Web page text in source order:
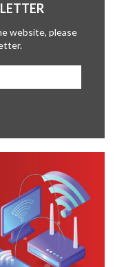
website, please